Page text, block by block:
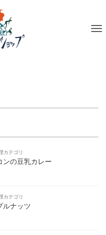
カテゴリ
ンの豆乳カレー
カテゴリ
ルナッツ